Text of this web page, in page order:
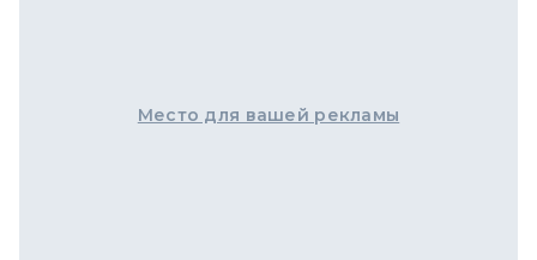
Место для вашей рекламы